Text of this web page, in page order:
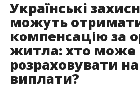
Українські
можуть
компенсацію за
житла: хто може
розраховувати на
виплати?